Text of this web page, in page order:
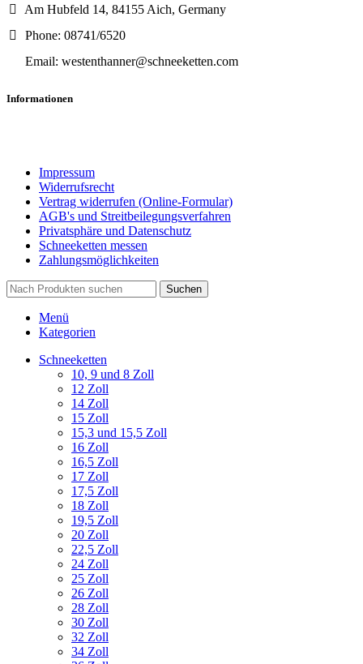
Am Hubfeld 14, 84155 Aich, Germany
Phone: 08741/6520
Email: westenthanner@schneeketten.com
Informationen
Impressum
Widerrufsrecht
Vertrag widerrufen (Online-Formular)
AGB's und Streitbeilegungsverfahren
Privatsphäre und Datenschutz
Schneeketten messen
Zahlungsmöglichkeiten
Suchen
Menü
Kategorien
Schneeketten
10, 9 und 8 Zoll
12 Zoll
14 Zoll
15 Zoll
15,3 und 15,5 Zoll
16 Zoll
16,5 Zoll
17 Zoll
17,5 Zoll
18 Zoll
19,5 Zoll
20 Zoll
22,5 Zoll
24 Zoll
25 Zoll
26 Zoll
28 Zoll
30 Zoll
32 Zoll
34 Zoll